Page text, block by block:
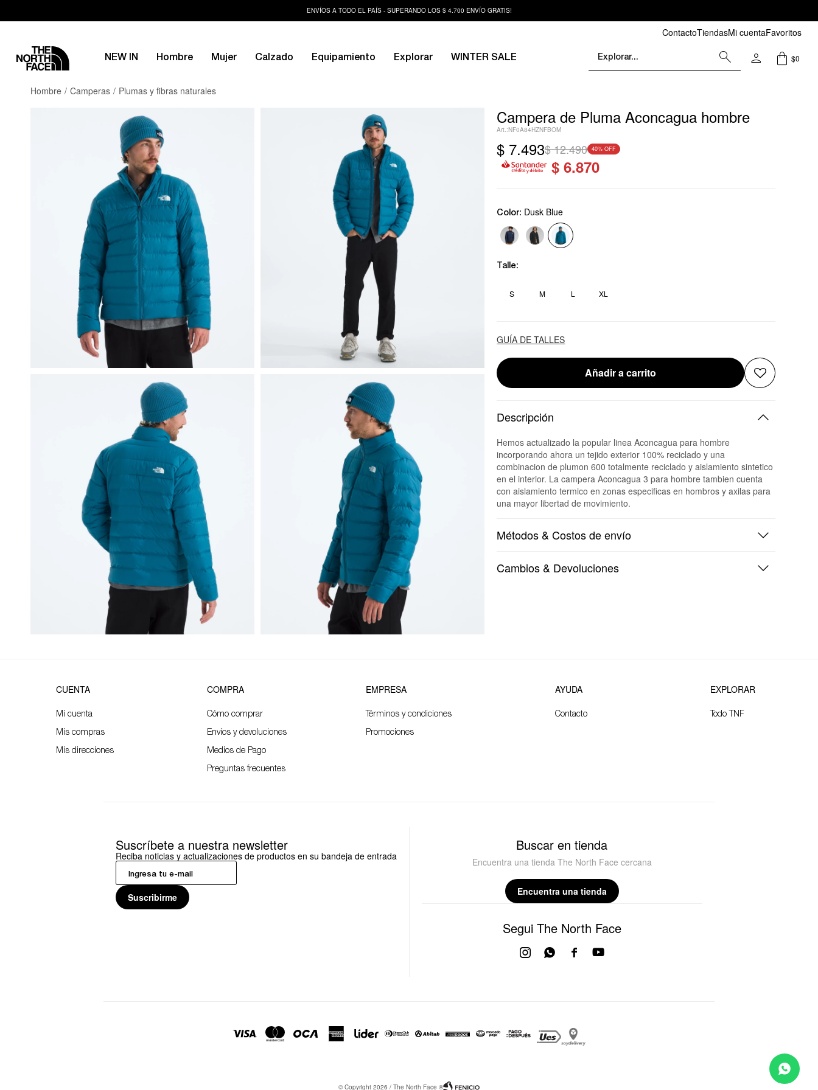
ENVÍOS A TODO EL PAÍS - SUPERANDO LOS $ 4.700 ENVÍO GRATIS!
ContactoTiendasMi cuentaFavoritos
NEW IN Hombre Mujer Calzado Equipamiento Explorar WINTER SALE $0
Hombre Camperas Plumas y fibras naturales
Campera de Pluma Aconcagua hombre
NF0A84HZNFBOM
$ 7.493$12.490 40
$ 6.870
Color: Dusk Blue
Talle:
S M L XL
GUÍA DE TALLES
Añadir a carrito
Descripción
Hemos actualizado la popular linea Aconcagua para hombre
incorporando ahora un tejido exterior 100% reciclado y una
combinacion de plumon 600 totalmente reciclado y aislamiento sintetico
en el interior. La campera Aconcagua 3 para hombre tambien cuenta
con aislamiento termico en zonas especificas en hombros y axilas para
una mayor libertad de movimiento.
Métodos & Costos de envío
Cambios & Devoluciones
CUENTA
Mi cuenta
Mis compras
Mis direcciones
COMPRA
Cómo comprar
Envíos y devoluciones
Medios de Pago
Preguntas frecuentes
EMPRESA
Términos y condiciones
Promociones
AYUDA
Contacto
EXPLORAR
Todo TNF
Suscríbete a nuestra newsletter
Reciba noticias y actualizaciones de productos en su bandeja de entrada
Suscribirme
Buscar en tienda
Encuentra una tienda The North Face cercana
Encuentra una tienda
Segui The North Face
 
 
© Copyright 2026 / The North Face ®